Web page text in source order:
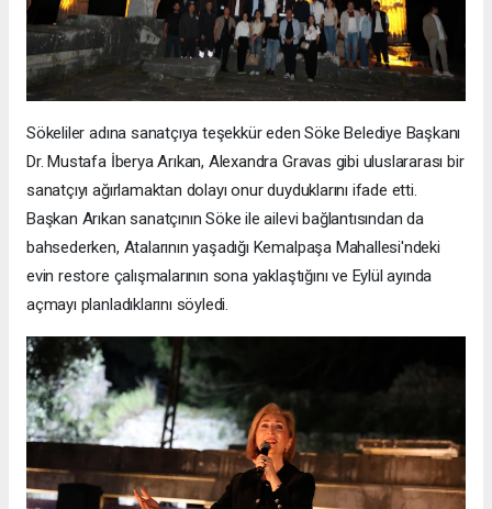
Sökeliler adına sanatçıya teşekkür eden Söke Belediye Başkanı
Dr. Mustafa İberya Arıkan, Alexandra Gravas gibi uluslararası bir
sanatçıyı ağırlamaktan dolayı onur duyduklarını ifade etti.
Başkan Arıkan sanatçının Söke ile ailevi bağlantısından da
bahsederken, Atalarının yaşadığı Kemalpaşa Mahallesi'ndeki
evin restore çalışmalarının sona yaklaştığını ve Eylül ayında
açmayı planladıklarını söyledi.